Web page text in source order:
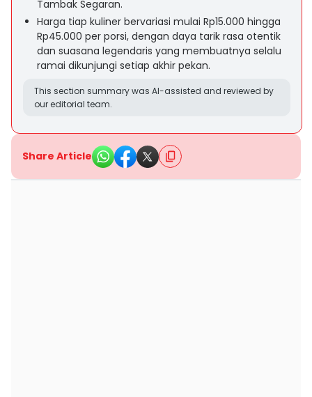
Tambak Segaran.
Harga tiap kuliner bervariasi mulai Rp15.000 hingga
Rp45.000 per porsi, dengan daya tarik rasa otentik
dan suasana legendaris yang membuatnya selalu
ramai dikunjungi setiap akhir pekan.
This section summary was AI-assisted and reviewed by
our editorial team.
Share Article